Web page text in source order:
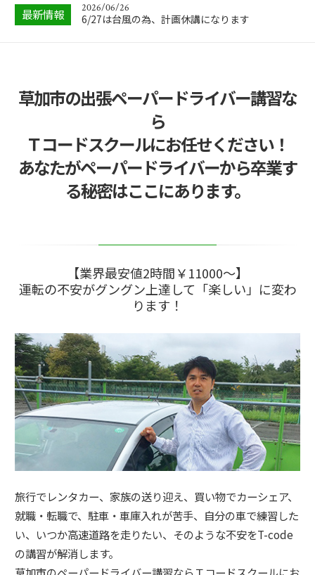
最新情報 2026/06/26
6/27は台風の為、計画休講になります
中古車購入の注意点とは？失敗しない選び方と流
れを完全解説【…
2026/04/30
5/3,4,5,6,7は電話問い合わせお休みします
2026/06/26
【保存版】ペーパードライバー講習と教習の違い
｜教習所と出張…
草加市の出張ペーパードライバー講習な
ら
Ｔコードスクールにお任せください！
あなたがペーパードライバーから卒業す
る秘密はここにあります。
【業界最安値2時間￥11000～】
運転の不安がグングン上達して「楽しい」に変わ
ります！
旅行でレンタカー、家族の送り迎え、買い物でカーシェア、
就職・転職で、駐車・車庫入れが苦手、自分の車で練習した
い、いつか高速道路を走りたい、そのような不安をT-code
の講習が解消します。